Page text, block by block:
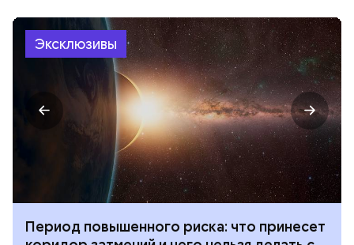
Эксклюзивы
Период повышенного риска: что принесет